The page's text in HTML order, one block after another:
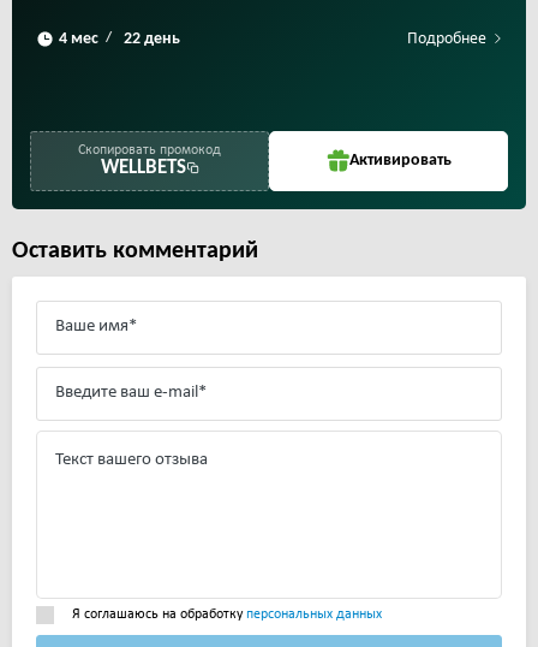
/ Подробнее
Скопировать промокод
WELLBETS Активировать
Оставить комментарий
Я соглашаюсь на обработкуперсональных данных